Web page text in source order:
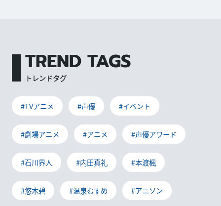
TREND TAGS
トレンドタグ
#TVアニメ #声優 #イベント
#劇場アニメ #アニメ #声優アワード
#石川界人 #内田真礼 #本渡楓
#悠木碧 #温泉むすめ #アニソン